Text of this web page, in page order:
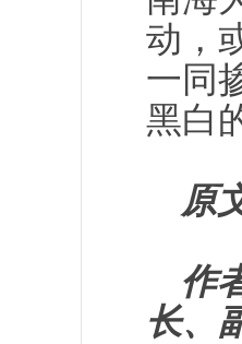
动，
一同
黑白
原
作
长、